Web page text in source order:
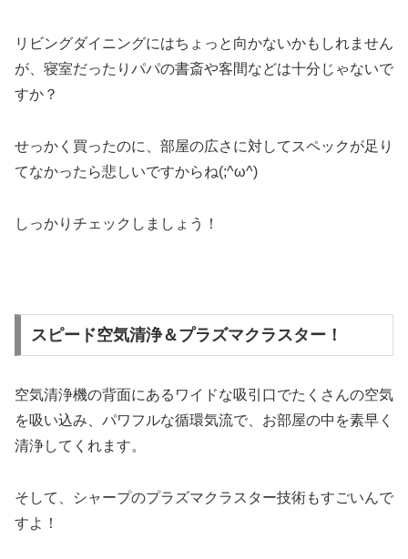
リビングダイニングにはちょっと向かないかもしれません
が、寝室だったりパパの書斎や客間などは十分じゃないで
すか？
せっかく買ったのに、部屋の広さに対してスペックが足り
てなかったら悲しいですからね(;^ω^)
しっかりチェックしましょう！
スピード空気清浄＆プラズマクラスター！
空気清浄機の背面にあるワイドな吸引口でたくさんの空気
を吸い込み、パワフルな循環気流で、お部屋の中を素早く
清浄してくれます。
そして、シャープのプラズマクラスター技術もすごいんで
すよ！